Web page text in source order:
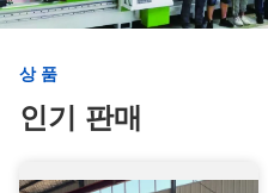
상품
인기 판매